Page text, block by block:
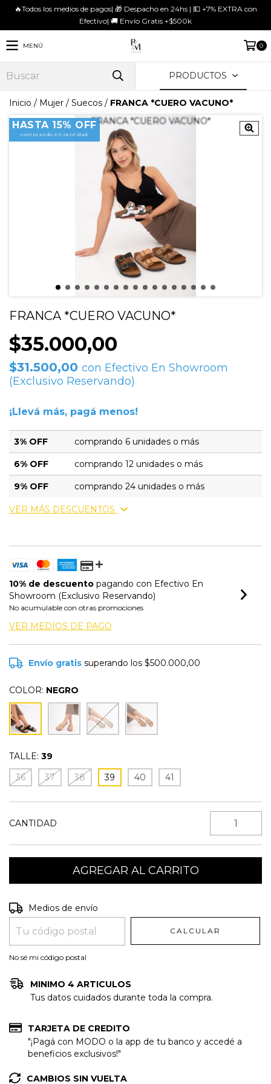
🔥Todos los medios de pagos| 🎁 Despacho en 24hs | 💵 +7% EXTRA con
Efectivo| 🚚 Envío Gratis +$500k
MENÚ 0
PRODUCTOS
Inicio / Mujer / Suecos / FRANCA *CUERO VACUNO*
HASTA 15% OFF
comprando en cantidad
FRANCA *CUERO VACUNO*
$35.000,00
$31.500,00 con Efectivo En Showroom
(Exclusivo Reservando)
¡Llevá más, pagá menos!
3% OFF comprando 6 unidades o más
6% OFF comprando 12 unidades o más
9% OFF comprando 24 unidades o más
VER MÁS DESCUENTOS
10% de descuento pagando con Efectivo En
Showroom (Exclusivo Reservando)
No acumulable con otras promociones
VER MEDIOS DE PAGO
Envío gratis superando los$500.000,00
COLOR: NEGRO
TALLE: 39
36
37 38 39 40 41
CANTIDAD
Entregas para el CP:
Medios de envío
CALCULAR
No sé mi código postal
MINIMO 4 ARTICULOS
Tus datos cuidados durante toda la compra.
TARJETA DE CREDITO
"¡Pagá con MODO o la app de tu banco y accedé a
beneficios exclusivos!"
CAMBIOS SIN VUELTA